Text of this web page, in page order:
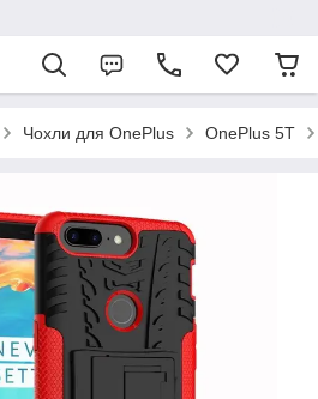
Чохли для OnePlus OnePlus 5T